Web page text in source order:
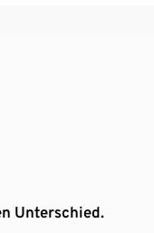
Unterschied.